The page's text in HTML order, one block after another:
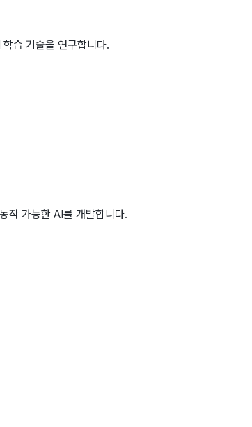
습 기술을 연구합니다.
작 가능한 AI를 개발합니다.